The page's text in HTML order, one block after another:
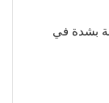
بشدة في